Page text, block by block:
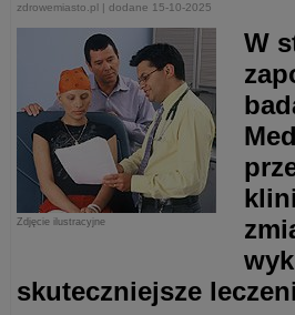
zdrowemiasto.pl | dodane 15-10-2025
Zdjęcie ilustracyjne
W
skuteczniejsze